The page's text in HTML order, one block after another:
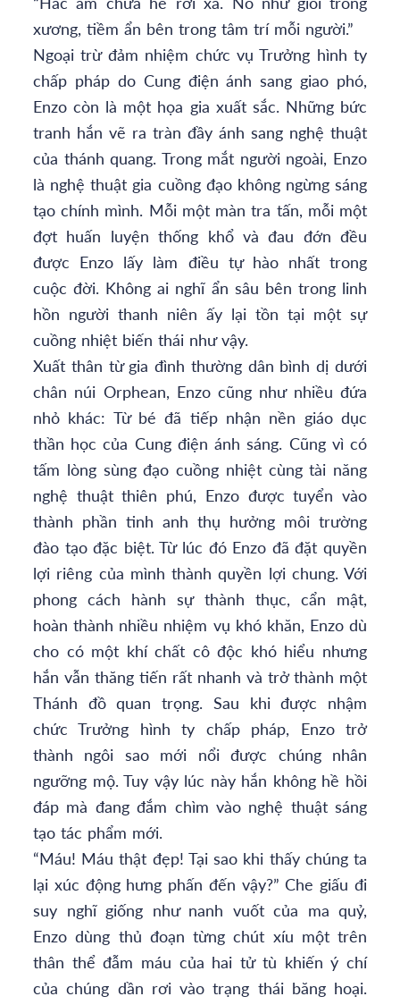
xương, tiềm ẩn bên trong tâm trí mỗi người.”
Ngoại trừ đảm nhiệm chức vụ Trưởng hình ty
chấp pháp do Cung điện ánh sang giao phó,
Enzo còn là một họa gia xuất sắc. Những bức
tranh hắn vẽ ra tràn đầy ánh sang nghệ thuật
của thánh quang. Trong mắt người ngoài, Enzo
là nghệ thuật gia cuồng đạo không ngừng sáng
tạo chính mình. Mỗi một màn tra tấn, mỗi một
đợt huấn luyện thống khổ và đau đớn đều
được Enzo lấy làm điều tự hào nhất trong
cuộc đời. Không ai nghĩ ẩn sâu bên trong linh
hồn người thanh niên ấy lại tồn tại một sự
cuồng nhiệt biến thái như vậy.
Xuất thân từ gia đình thường dân bình dị dưới
chân núi Orphean, Enzo cũng như nhiều đứa
nhỏ khác: Từ bé đã tiếp nhận nền giáo dục
thần học của Cung điện ánh sáng. Cũng vì có
tấm lòng sùng đạo cuồng nhiệt cùng tài năng
nghệ thuật thiên phú, Enzo được tuyển vào
thành phần tinh anh thụ hưởng môi trường
đào tạo đặc biệt. Từ lúc đó Enzo đã đặt quyền
lợi riêng của mình thành quyền lợi chung. Với
phong cách hành sự thành thục, cẩn mật,
hoàn thành nhiều nhiệm vụ khó khăn, Enzo dù
cho có một khí chất cô độc khó hiểu nhưng
hắn vẫn thăng tiến rất nhanh và trở thành một
Thánh đồ quan trọng. Sau khi được nhậm
chức Trưởng hình ty chấp pháp, Enzo trở
thành ngôi sao mới nổi được chúng nhân
ngưỡng mộ. Tuy vậy lúc này hắn không hề hồi
đáp mà đang đắm chìm vào nghệ thuật sáng
tạo tác phẩm mới.
“Máu! Máu thật đẹp! Tại sao khi thấy chúng ta
lại xúc động hưng phấn đến vậy?” Che giấu đi
suy nghĩ giống như nanh vuốt của ma quỷ,
Enzo dùng thủ đoạn từng chút xíu một trên
thân thể đẫm máu của hai tử tù khiến ý chí
của chúng dần rơi vào trạng thái băng hoại.